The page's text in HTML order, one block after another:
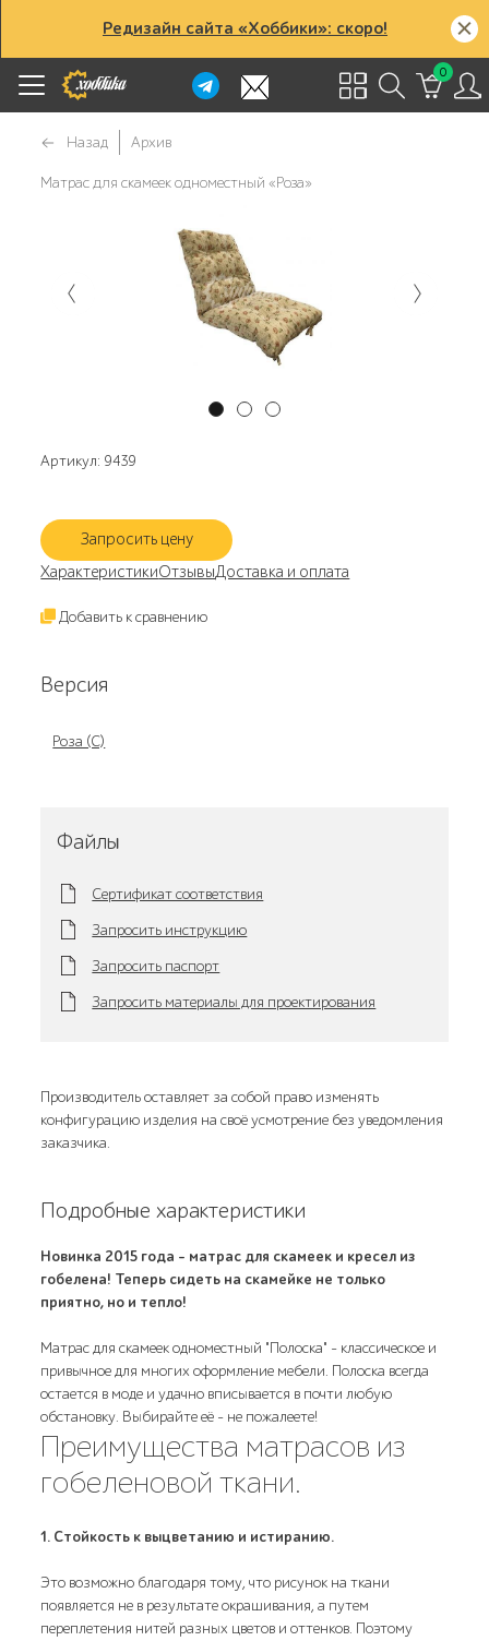
Редизайн сайта «Хоббики»: скоро!
0
Назад Архив
Матрас для скамеек одноместный «Роза»
Артикул: 9439
Запросить цену
ХарактеристикиОтзывыДоставка и оплата
Добавить к сравнению
Версия
Роза (С)
Файлы
Сертификат соответствия
Запросить инструкцию
Запросить паспорт
Запросить материалы для проектирования
Производитель оставляет за собой право изменять
конфигурацию изделия на своё усмотрение без уведомления
заказчика.
Подробные характеристики
Новинка 2015 года - матрас для скамеек и кресел из
гобелена! Теперь сидеть на скамейке не только
приятно, но и тепло!
Матрас для скамеек одноместный "Полоска" - классическое и
привычное для многих оформление мебели. Полоска всегда
остается в моде и удачно вписывается в почти любую
обстановку. Выбирайте её - не пожалеете!
Преимущества матрасов из
гобеленовой ткани.
1. Стойкость к выцветанию и истиранию.
Это возможно благодаря тому, что рисунок на ткани
появляется не в результате окрашивания, а путем
переплетения нитей разных цветов и оттенков. Поэтому